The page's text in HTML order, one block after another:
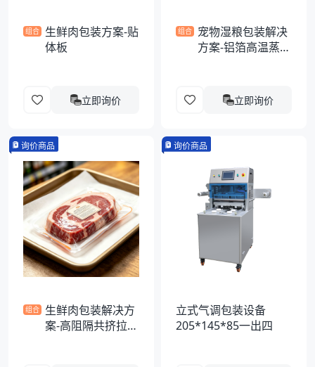
组合 生鲜肉包装方案-贴
体板
立即询价
组合 宠物湿粮包装解决
方案-铝箔高温蒸煮
立即询价
询价商品
组合 生鲜肉包装解决方
案-高阻隔共挤拉伸
询价商品
立式气调包装设备
205*145*85一出四